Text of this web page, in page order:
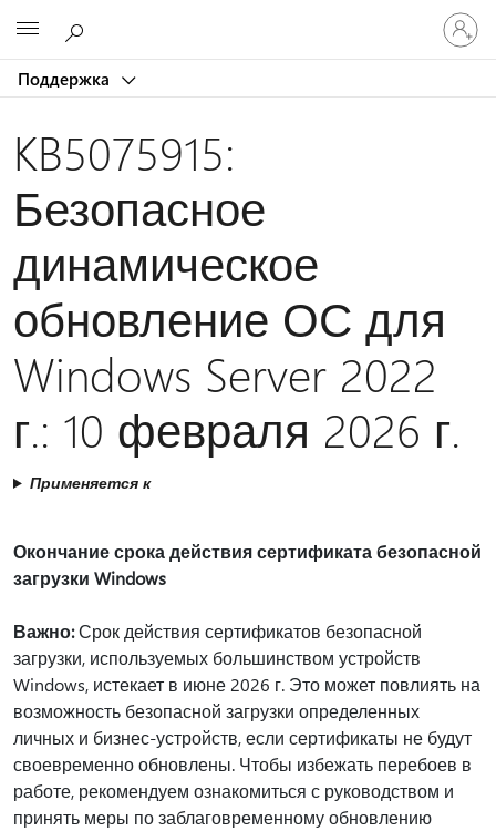
Поддержка
KB5075915:
Безопасное
динамическое
обновление ОС для
Windows Server 2022
г.: 10 февраля 2026 г.
Применяется к
Окончание срока действия сертификата безопасной
загрузки Windows
Важно:Срок действия сертификатов безопасной
загрузки, используемых большинством устройств
Windows, истекает в июне 2026 г. Это может повлиять на
возможность безопасной загрузки определенных
личных и бизнес-устройств, если сертификаты не будут
своевременно обновлены. Чтобы избежать перебоев в
работе, рекомендуем ознакомиться с руководством и
принять меры по заблаговременному обновлению